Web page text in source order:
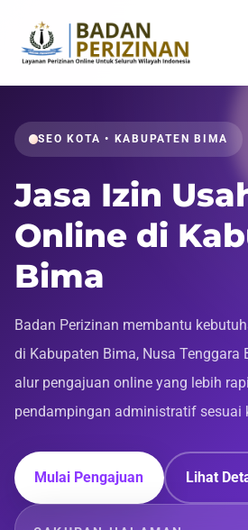
SEO KOTA • KABUPATEN BIMA
Jasa Izin
Online di
Bima
Badan Perizinan membantu
di Kabupaten Bima, Nusa Tenggara
alur pengajuan online yang lebih
pendampingan administratif sesuai
Mulai Pengajuan Lihat